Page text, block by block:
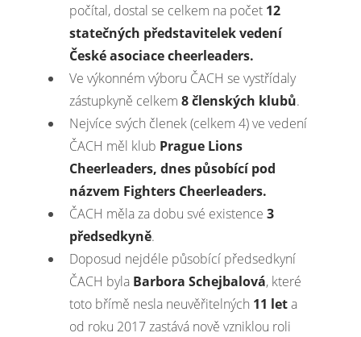
počítal, dostal se celkem na počet 12
statečných představitelek vedení
České asociace cheerleaders.
Ve výkonném výboru ČACH se vystřídaly
zástupkyně celkem8 členských klubů.
Nejvíce svých členek (celkem 4) ve vedení
ČACH měl klub Prague Lions
Cheerleaders, dnes působící pod
názvem Fighters Cheerleaders.
ČACH měla za dobu své existence3
předsedkyně.
Doposud nejdéle působící předsedkyní
ČACH byla Barbora Schejbalová, které
toto břímě nesla neuvěřitelných 11 leta
od roku 2017 zastává nově vzniklou roli